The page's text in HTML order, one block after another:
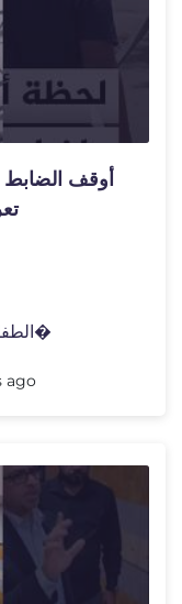
أوقف الضابط
الطفل البالغ 12 عاما كان غير مصحوب بذوي�
ago